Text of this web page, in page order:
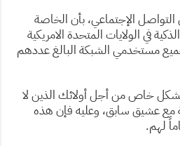
التواصل الإجتماعي، بأن الخاصة
في الولايات المتحدة الامريكية
مستخدمي الشبكة البالغ عددهم
خاص من أجل أولائك الذين لا
مع عشيق سابق، وعليه فإن هذه
لهم.